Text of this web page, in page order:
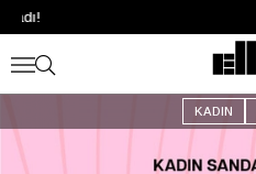
KADIN